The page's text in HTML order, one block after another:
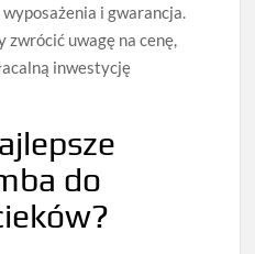
i gwarancja.
uwagę na cenę,
inwestycję
do